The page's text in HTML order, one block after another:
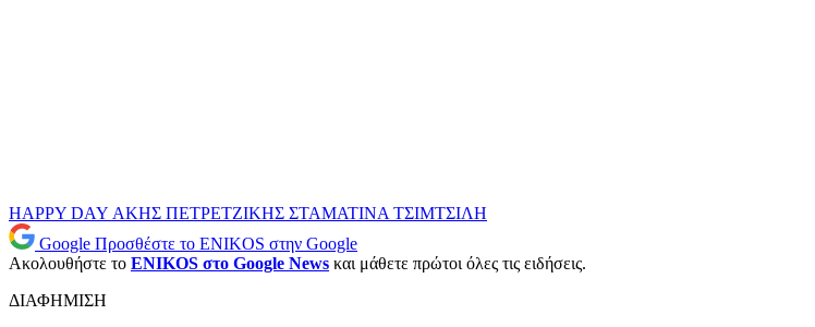
HAPPY DAY ΑΚΗΣ ΠΕΤΡΕΤΖΙΚΗΣ ΣΤΑΜΑΤΙΝΑ ΤΣΙΜΤΣΙΛΗ
Google Προσθέστε το ENIKOS στην Google
Ακολουθήστε το ENIKOS στο Google News και μάθετε πρώτοι όλες τις ειδήσεις.
ΔΙΑΦΗΜΙΣΗ